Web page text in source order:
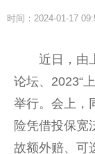
时间：2024-01-17
近日，由
论坛、2023“
举行。会上，
险凭借投保宽
故额外赔、可